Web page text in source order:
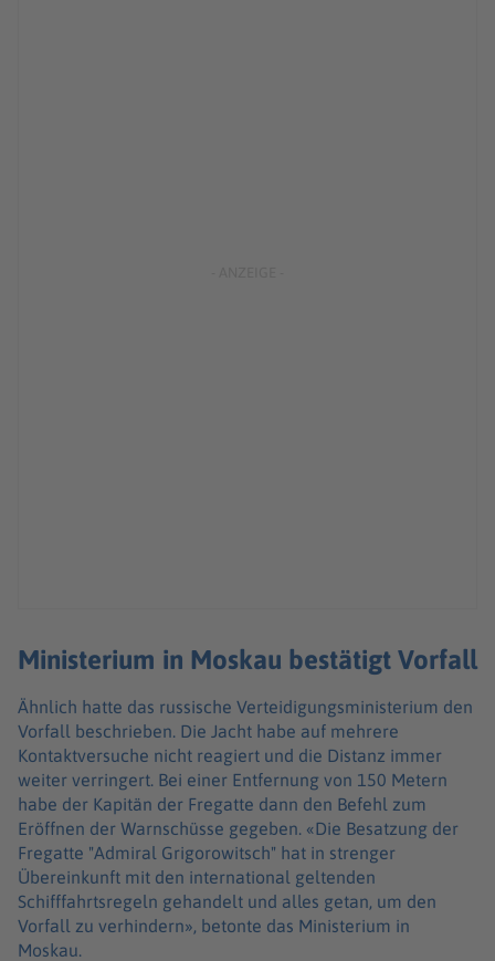
Ministerium in Moskau bestätigt Vorfall
Ähnlich hatte das russische Verteidigungsministerium den
Vorfall beschrieben. Die Jacht habe auf mehrere
Kontaktversuche nicht reagiert und die Distanz immer
weiter verringert. Bei einer Entfernung von 150 Metern
habe der Kapitän der Fregatte dann den Befehl zum
Eröffnen der Warnschüsse gegeben. «Die Besatzung der
Fregatte "Admiral Grigorowitsch" hat in strenger
Übereinkunft mit den international geltenden
Schifffahrtsregeln gehandelt und alles getan, um den
Vorfall zu verhindern», betonte das Ministerium in
Moskau.